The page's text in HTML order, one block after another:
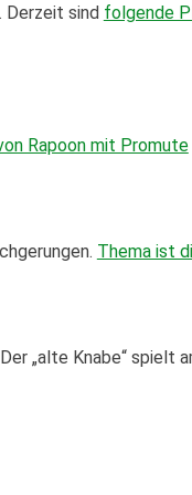
Derzeit sind folgende
Rapoon mit Promute
Thema ist
„alte Knabe“ spielt